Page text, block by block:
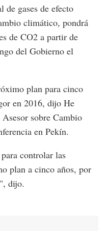
gases de efecto
climático, pondrá
de CO2 a partir de
del Gobierno el
plan para cinco
en 2016, dijo He
sobre Cambio
en Pekín.
controlar las
plan a cinco años, por
dijo.